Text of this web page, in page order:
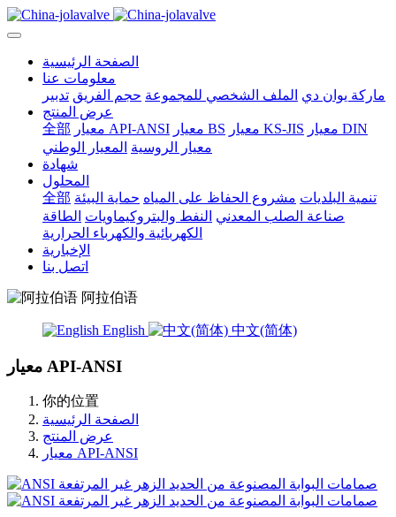
الصفحة الرئيسية
معلومات عنا
ماركة يوان دي الملف الشخصي للمجموعة حجم الفريق تدبير
عرض المنتج
全部
معيار API-ANSI معيار BS معيار KS-JIS
معيار DIN
معيار الروسية المعيار الوطني
شهادة
المحلول
全部
تنمية البلديات مشروع الحفاظ على المياه حماية البيئة
صناعة الصلب المعدني النفط والبتروكيماويات الطاقة
الكهربائية والكهرباء الحرارية
الإخبارية
اتصل بنا
阿拉伯语
English 中文(简体)
معيار API-ANSI
你的位置
الصفحة الرئيسية
عرض المنتج
معيار API-ANSI